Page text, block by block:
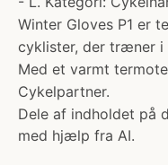
Winter Gloves P1 er
cyklister, der træner i
Med et varmt
Cykelpartner.
Dele af indholdet på
med hjælp fra AI.